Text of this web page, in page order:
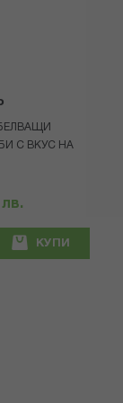
С ВКУС НА
лв.
КУПИ